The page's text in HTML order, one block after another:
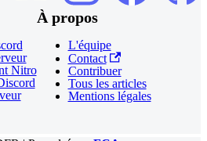
Nitro
À propos
L'équipe
Contact
Contribuer
Tous les articles
Mentions légales